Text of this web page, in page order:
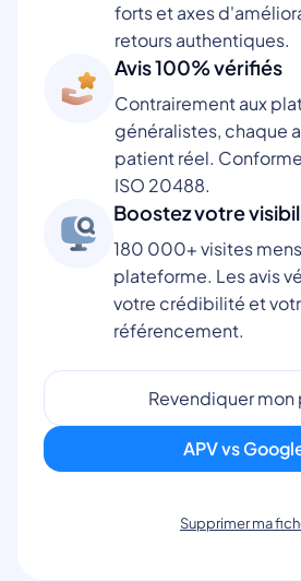
forts et axes
retours authentiques.
Avis 100% vérifiés
Contrairement aux
généralistes, chaque
patient réel.
ISO 20488.
Boostez votre
180 000+ visites
plateforme. Les avis
votre crédibilité et
référencement.
Revendiquer mon
APV vs
Supprimer ma